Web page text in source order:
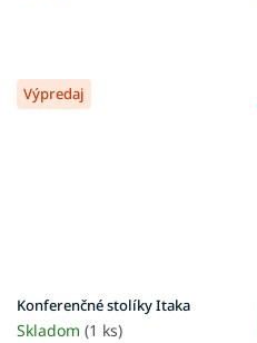
Výpredaj
Konferenčné stolíky Itaka
Skladom (1 ks)